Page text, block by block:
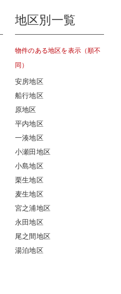
地区別一覧
物件のある地区を表示（順不
同）
安房地区
船行地区
原地区
平内地区
一湊地区
小瀬田地区
小島地区
栗生地区
麦生地区
宮之浦地区
永田地区
尾之間地区
湯泊地区